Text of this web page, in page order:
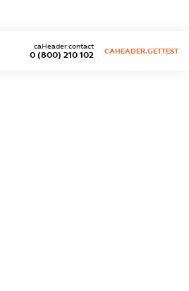
0 (800) 210 102
caHeader.contact
CAHEADER.GETTEST